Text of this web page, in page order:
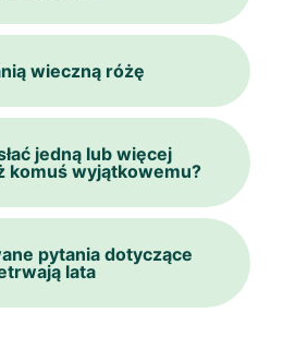
wieczną różę
jedną lub więcej
komuś wyjątkowemu?
pytania dotyczące
lata